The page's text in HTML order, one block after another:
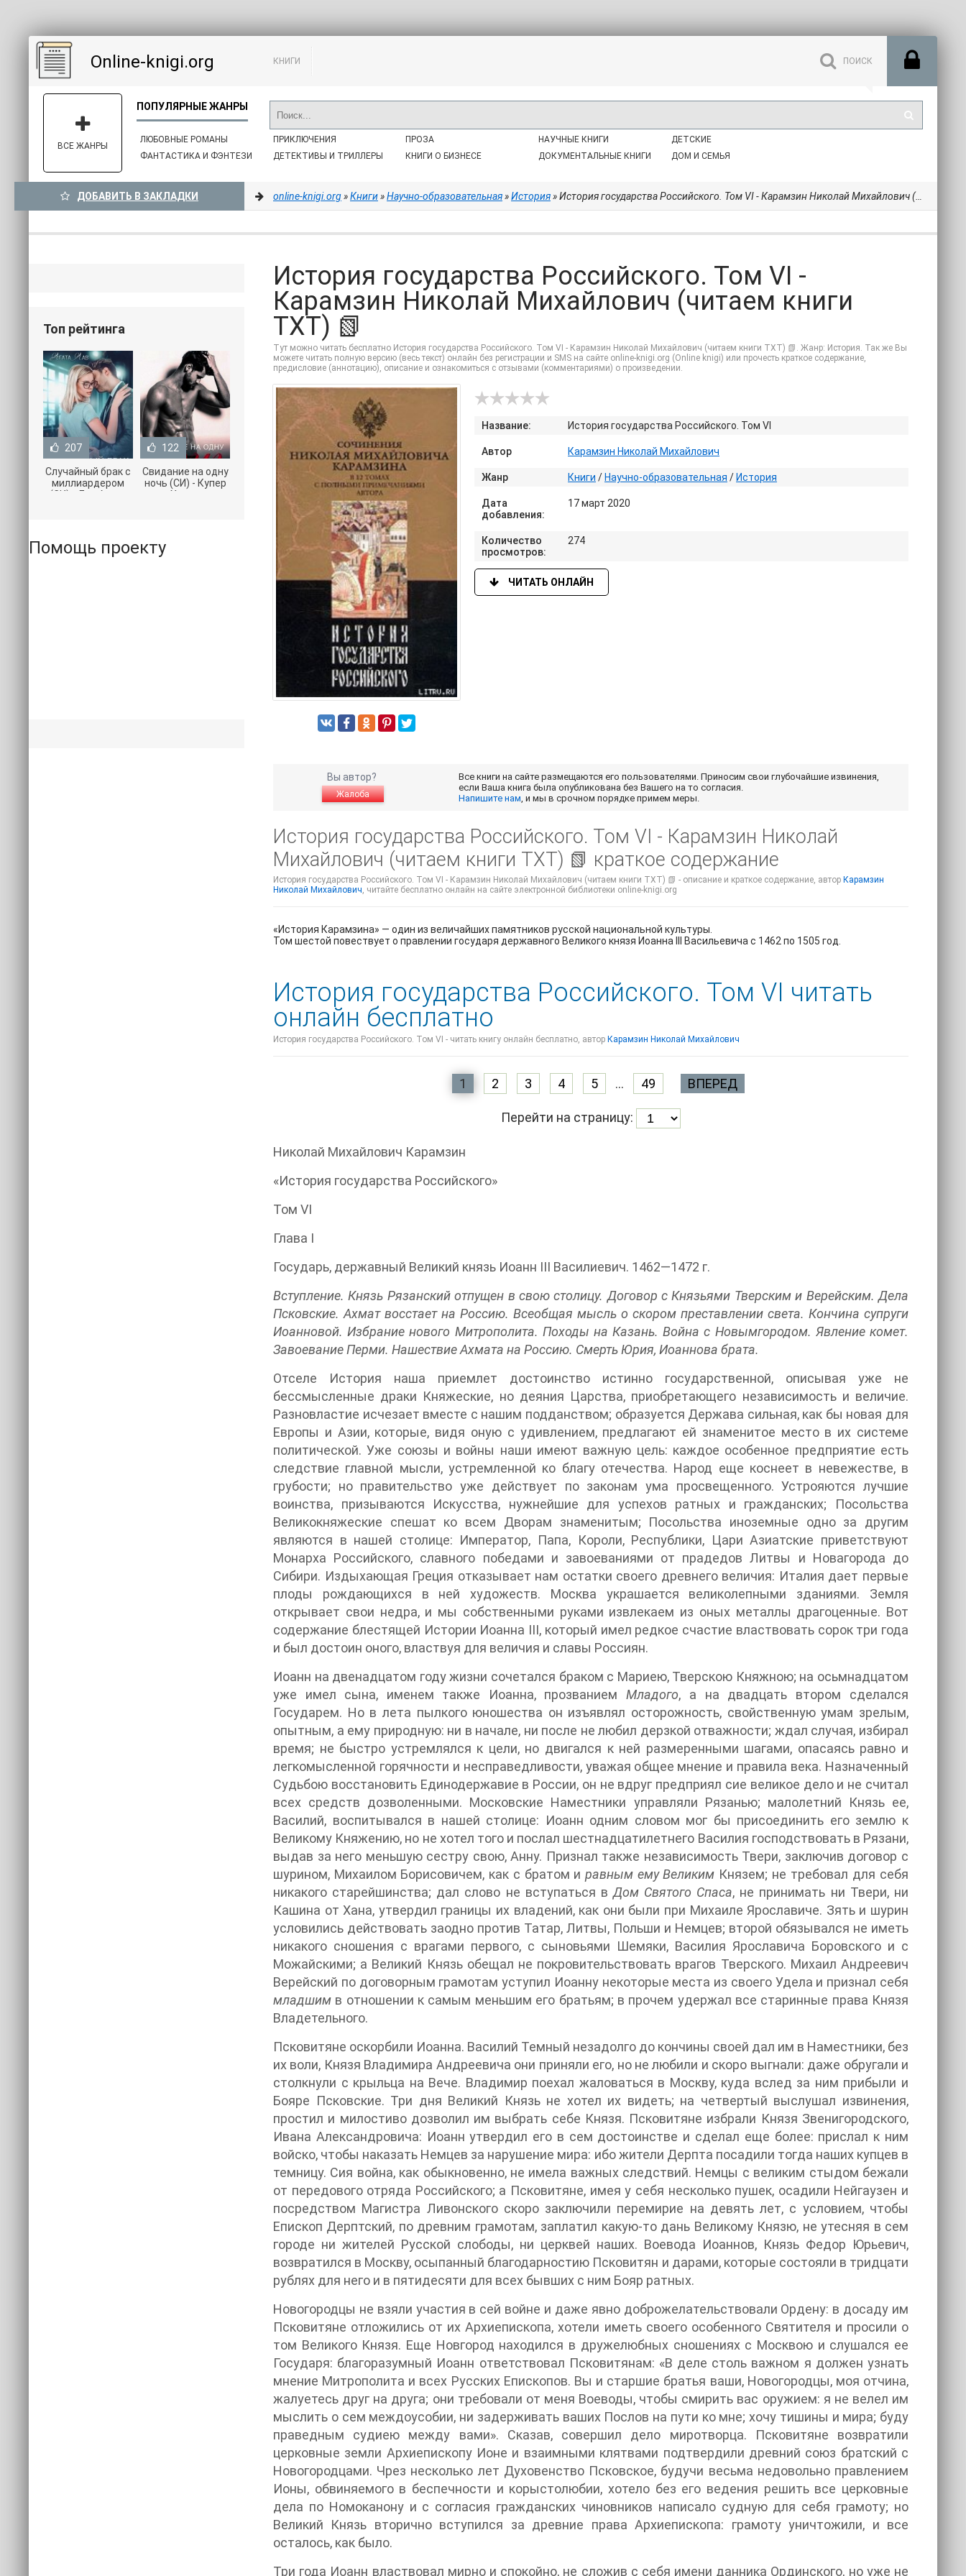
Online-knigi.org КНИГИ
ЛЮБОВНЫЕ РОМАНЫ
ФАНТАСТИКА И ФЭНТЕЗИ
ПРИКЛЮЧЕНИЯ
ДЕТЕКТИВЫ И ТРИЛЛЕРЫ
ПРОЗА
КНИГИ О БИЗНЕСЕ
НАУЧНЫЕ КНИГИ
ДОКУМЕНТАЛЬНЫЕ КНИГИ
ДЕТСКИЕ
ДОМ И СЕМЬЯ
ВСЕ ЖАНРЫ
ДОБАВИТЬ В ЗАКЛАДКИ online-knigi.org»Книги»Научно-образовательная»История» История государства Российского. Том VI - Карамзин Николай Михайлович (читаем книги TXT) 📗
История государства Российского. Том VI -
Карамзин Николай Михайлович (читаем книги
TXT) 📗
Тут можно читать бесплатно История государства Российского. Том VI - Карамзин Николай Михайлович (читаем книги TXT) 📗. Жанр: История. Так же Вы
можете читать полную версию (весь текст) онлайн без регистрации и SMS на сайте online-knigi.org (Online knigi) или прочесть краткое содержание,
предисловие (аннотацию), описание и ознакомиться с отзывами (комментариями) о произведении.
Название: История государства Российского. Том VI
Автор Карамзин Николай Михайлович
Жанр Книги / Научно-образовательная / История
Дата
добавления:
17 март 2020
Количество
просмотров:
274
ЧИТАТЬ ОНЛАЙН
Вы автор?
Жалоба
Все книги на сайте размещаются его пользователями. Приносим свои глубочайшие извинения,
если Ваша книга была опубликована без Вашего на то согласия.
Напишите нам , и мы в срочном порядке примем меры.
История государства Российского. Том VI - Карамзин Николай
Михайлович (читаем книги TXT) 📗 краткое содержание
История государства Российского. Том VI - Карамзин Николай Михайлович (читаем книги TXT) 📗 - описание и краткое содержание, автор Карамзин
Николай Михайлович , читайте бесплатно онлайн на сайте электронной библиотеки online-knigi.org
«История Карамзина» — один из величайших памятников русской национальной культуры.
Том шестой повествует о правлении государя державного Великого князя Иоанна III Васильевича с 1462 по 1505 год.
История государства Российского. Том VI читать
онлайн бесплатно
История государства Российского. Том VI - читать книгу онлайн бесплатно, автор Карамзин Николай Михайлович
1 2 3 4 5 ... 49 ВПЕРЕД
Перейти на страницу:
Николай Михайлович Карамзин
«История государства Российского»
Том VI
Глава I
Государь, державный Великий князь Иоанн III Василиевич. 1462—1472 г.
Вступление. Князь Рязанский отпущен в свою столицу. Договор с Князьями Тверским и Верейским. Дела
Псковские. Ахмат восстает на Россию. Всеобщая мысль о скором преставлении света. Кончина супруги
Иоанновой. Избрание нового Митрополита. Походы на Казань. Война с Новымгородом. Явление комет.
Завоевание Перми. Нашествие Ахмата на Россию. Смерть Юрия, Иоаннова брата.
Отселе История наша приемлет достоинство истинно государственной, описывая уже не
бессмысленные драки Княжеские, но деяния Царства, приобретающего независимость и величие.
Разновластие исчезает вместе с нашим подданством; образуется Держава сильная, как бы новая для
Европы и Азии, которые, видя оную с удивлением, предлагают ей знаменитое место в их системе
политической. Уже союзы и войны наши имеют важную цель: каждое особенное предприятие есть
следствие главной мысли, устремленной ко благу отечества. Народ еще коснеет в невежестве, в
грубости; но правительство уже действует по законам ума просвещенного. Устрояются лучшие
воинства, призываются Искусства, нужнейшие для успехов ратных и гражданских; Посольства
Великокняжеские спешат ко всем Дворам знаменитым; Посольства иноземные одно за другим
являются в нашей столице: Император, Папа, Короли, Республики, Цари Азиатские приветствуют
Монарха Российского, славного победами и завоеваниями от прадедов Литвы и Новагорода до
Сибири. Издыхающая Греция отказывает нам остатки своего древнего величия: Италия дает первые
плоды рождающихся в ней художеств. Москва украшается великолепными зданиями. Земля
открывает свои недра, и мы собственными руками извлекаем из оных металлы драгоценные. Вот
содержание блестящей Истории Иоанна III, который имел редкое счастие властвовать сорок три года
и был достоин оного, властвуя для величия и славы Россиян.
Иоанн на двенадцатом году жизни сочетался браком с Мариею, Тверскою Княжною; на осьмнадцатом
уже имел сына, именем также Иоанна, прозванием Младого, а на двадцать втором сделался
Государем. Но в лета пылкого юношества он изъявлял осторожность, свойственную умам зрелым,
опытным, а ему природную: ни в начале, ни после не любил дерзкой отважности; ждал случая, избирал
время; не быстро устремлялся к цели, но двигался к ней размеренными шагами, опасаясь равно и
легкомысленной горячности и несправедливости, уважая общее мнение и правила века. Назначенный
Судьбою восстановить Единодержавие в России, он не вдруг предприял сие великое дело и не считал
всех средств дозволенными. Московские Наместники управляли Рязанью; малолетний Князь ее,
Василий, воспитывался в нашей столице: Иоанн одним словом мог бы присоединить его землю к
Великому Княжению, но не хотел того и послал шестнадцатилетнего Василия господствовать в Рязани,
выдав за него меньшую сестру свою, Анну. Признал также независимость Твери, заключив договор с
шурином, Михаилом Борисовичем, как с братом и равным ему Великим Князем; не требовал для себя
никакого старейшинства; дал слово не вступаться в Дом Святого Спаса, не принимать ни Твери, ни
Кашина от Хана, утвердил границы их владений, как они были при Михаиле Ярославиче. Зять и шурин
условились действовать заодно против Татар, Литвы, Польши и Немцев; второй обязывался не иметь
никакого сношения с врагами первого, с сыновьями Шемяки, Василия Ярославича Боровского и с
Можайскими; а Великий Князь обещал не покровительствовать врагов Тверского. Михаил Андреевич
Верейский по договорным грамотам уступил Иоанну некоторые места из своего Удела и признал себя
младшим в отношении к самым меньшим его братьям; в прочем удержал все старинные права Князя
Владетельного.
Псковитяне оскорбили Иоанна. Василий Темный незадолго до кончины своей дал им в Наместники, без
их воли, Князя Владимира Андреевича они приняли его, но не любили и скоро выгнали: даже обругали и
столкнули с крыльца на Вече. Владимир поехал жаловаться в Москву, куда вслед за ним прибыли и
Бояре Псковские. Три дня Великий Князь не хотел их видеть; на четвертый выслушал извинения,
простил и милостиво дозволил им выбрать себе Князя. Псковитяне избрали Князя Звенигородского,
Ивана Александровича: Иоанн утвердил его в сем достоинстве и сделал еще более: прислал к ним
войско, чтобы наказать Немцев за нарушение мира: ибо жители Дерпта посадили тогда наших купцев в
темницу. Сия война, как обыкновенно, не имела важных следствий. Немцы с великим стыдом бежали
от передового отряда Российского; а Псковитяне, имея у себя несколько пушек, осадили Нейгаузен и
посредством Магистра Ливонского скоро заключили перемирие на девять лет, с условием, чтобы
Епископ Дерптский, по древним грамотам, заплатил какую-то дань Великому Князю, не утесняя в сем
городе ни жителей Русской слободы, ни церквей наших. Воевода Иоаннов, Князь Федор Юрьевич,
возвратился в Москву, осыпанный благодарностию Псковитян и дарами, которые состояли в тридцати
рублях для него и в пятидесяти для всех бывших с ним Бояр ратных.
Новогородцы не взяли участия в сей войне и даже явно доброжелательствовали Ордену: в досаду им
Псковитяне отложились от их Архиепископа, хотели иметь своего особенного Святителя и просили о
том Великого Князя. Еще Новгород находился в дружелюбных сношениях с Москвою и слушался ее
Государя: благоразумный Иоанн ответствовал Псковитянам: «В деле столь важном я должен узнать
мнение Митрополита и всех Русских Епископов. Вы и старшие братья ваши, Новогородцы, моя отчина,
жалуетесь друг на друга; они требовали от меня Воеводы, чтобы смирить вас оружием: я не велел им
мыслить о сем междоусобии, ни задерживать ваших Послов на пути ко мне; хочу тишины и мира; буду
праведным судиею между вами». Сказав, совершил дело миротворца. Псковитяне возвратили
церковные земли Архиепископу Ионе и взаимными клятвами подтвердили древний союз братский с
Новогородцами. Чрез несколько лет Духовенство Псковское, будучи весьма недовольно правлением
Ионы, обвиняемого в беспечности и корыстолюбии, хотело без его ведения решить все церковные
дела по Номоканону и с согласия гражданских чиновников написало судную для себя грамоту; но
Великий Князь вторично вступился за древние права Архиепископа: грамоту уничтожили, и все
осталось, как было.
Три года Иоанн властвовал мирно и спокойно, не сложив с себя имени данника Ординского, но уже не
Топ рейтинга
207
Случайный брак с
миллиардером
(СИ) - Лав Агата
122
Свидание на одну
ночь (СИ) - Купер
Хелен
Помощь проекту